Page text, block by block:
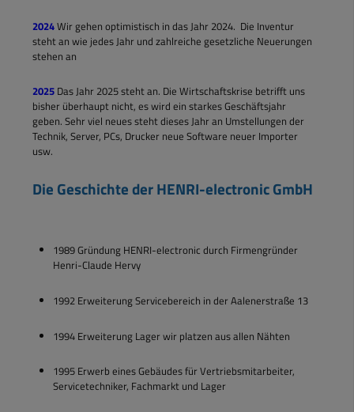
2024Wir gehen optimistisch in das Jahr 2024. Die Inventur
steht an wie jedes Jahr und zahlreiche gesetzliche Neuerungen
stehen an
2025 Das Jahr 2025 steht an. Die Wirtschaftskrise betrifft uns
bisher überhaupt nicht, es wird ein starkes Geschäftsjahr
geben. Sehr viel neues steht dieses Jahr an Umstellungen der
Technik, Server, PCs, Drucker neue Software neuer Importer
usw.
Die Geschichte der HENRI-electronic GmbH
1989 Gründung HENRI-electronic durch Firmengründer
Henri-Claude Hervy
1992 Erweiterung Servicebereich in der Aalenerstraße 13
1994 Erweiterung Lager wir platzen aus allen Nähten
1995 Erwerb eines Gebäudes für Vertriebsmitarbeiter,
Servicetechniker, Fachmarkt und Lager